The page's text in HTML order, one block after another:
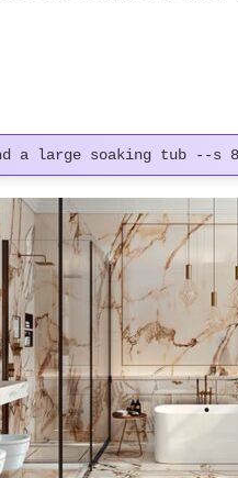
a large soaking tub --s